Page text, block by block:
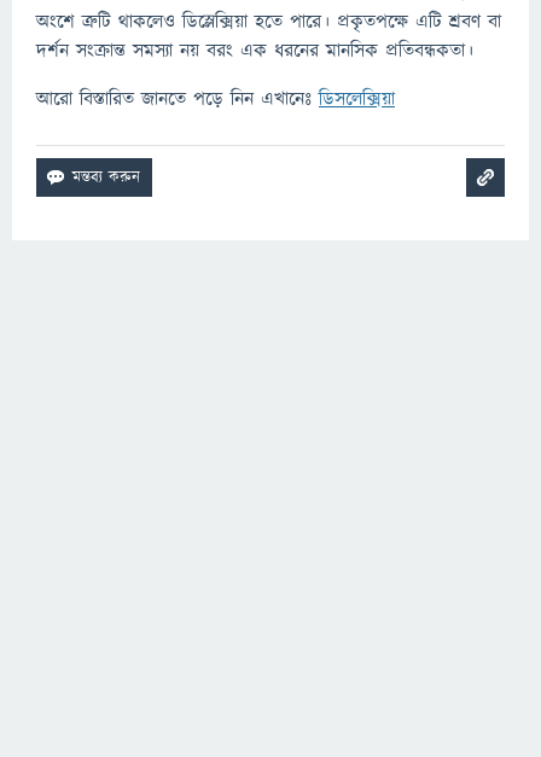
অংশে ত্রুটি থাকলেও ডিস্লেক্সিয়া হতে পারে। প্রকৃতপক্ষে এটি শ্রবণ বা
দর্শন সংক্রান্ত সমস্যা নয় বরং এক ধরনের মানসিক প্রতিবন্ধকতা।
আরো বিস্তারিত জানতে পড়ে নিন এখানেঃডিসলেক্সিয়া